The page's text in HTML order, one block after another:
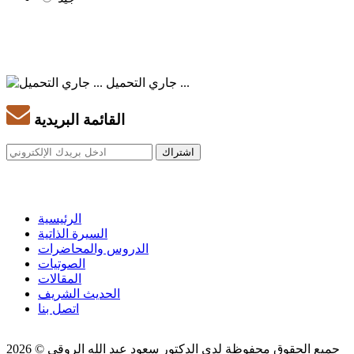
جاري التحميل ...
القائمة البريدية
الرئيسية
السيرة الذاتية
الدروس والمحاضرات
الصوتيات
المقالات
الحديث الشريف
اتصل بنا
جميع الحقوق محفوظة لدى الدكتور سعود عبد الله الروقي © 2026